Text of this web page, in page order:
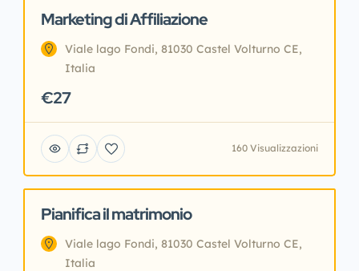
In primo piano Prodotti Digitali
Marketing di Affiliazione
Viale lago Fondi, 81030 Castel Volturno CE,
Italia
€27
160 Visualizzazioni
In primo piano Prodotti Digitali
Pianifica il matrimonio
Viale lago Fondi, 81030 Castel Volturno CE,
Italia